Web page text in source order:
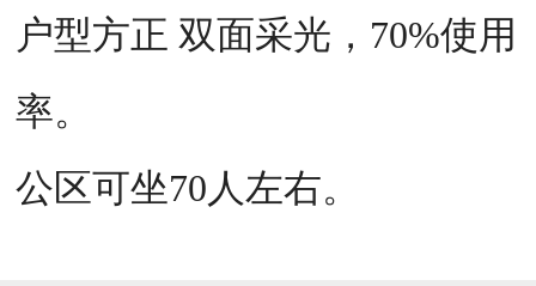
户型方正 双面采光，70%使用
率。
公区可坐70人左右。